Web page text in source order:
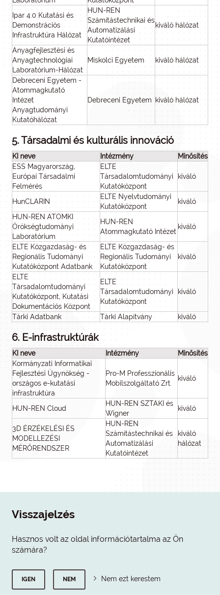
Ipar 4.0 Kutatási és
Demonstrációs
Infrastruktúra Hálózat
HUN-REN
Számítástechnikai és
Automatizálási
Kutatóintézet
kiváló hálózat
Anyagfejlesztési és
Anyagtechnológiai
Laboratórium-Hálózat
Miskolci Egyetem kiváló hálózat
Debreceni Egyetem -
Atommagkutató
Intézet
Anyagtudományi
Kutatóhálózat
Debreceni Egyetem kiváló hálózat
5. Társadalmi és kulturális innováció
KI neve Intézmény
Minősítés
ESS Magyarország,
Európai Társadalmi
Felmérés
ELTE
Társadalomtudományi
Kutatóközpont
kiváló
HunCLARIN
ELTE Nyelvtudományi
Kutatóközpont
kiváló
HUN-REN ATOMKI
Örökségtudományi
Laboratórium
HUN-REN
Atommagkutató Intézet
kiváló
ELTE Közgazdaság- és
Regionális Tudományi
Kutatóközpont Adatbank
ELTE Közgazdaság- és
Regionális Tudományi
Kutatóközpont
kiváló
ELTE
Társadalomtudományi
Kutatóközpont, Kutatási
Dokumentációs Központ
ELTE
Társadalomtudományi
Kutatóközpont
kiváló
Tárki Adatbank Tárki Alapítvány kiváló
6. E-infrastruktúrák
KI neve Intézmény
Minősítés
Kormányzati Informatikai
Fejlesztési Ügynökség -
országos e-kutatási
infrastruktúra
Pro-M Professzionális
Mobilszolgáltató Zrt.
kiváló
HUN-REN Cloud
HUN-REN SZTAKI és
Wigner
kiváló
3D ÉRZÉKELÉSI ÉS
MODELLEZÉSI
MÉRŐRENDSZER
HUN-REN
Számítástechnikai és
Automatizálási
Kutatóintézet
kiváló
hálózat
Visszajelzés
Hasznos volt az oldal információtartalma az Ön
számára?
IGEN NEM Nem ezt kerestem